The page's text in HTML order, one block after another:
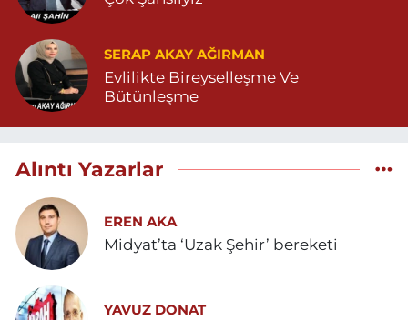
SERAP AKAY AĞIRMAN
Evlilikte Bireyselleşme Ve
Bütünleşme
Alıntı Yazarlar
EREN AKA
Midyat’ta ‘Uzak Şehir’ bereketi
YAVUZ DONAT